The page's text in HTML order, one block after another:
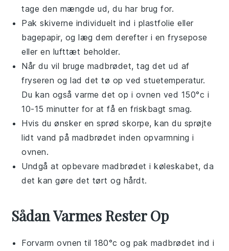
tage den mængde ud, du har brug for.
Pak skiverne individuelt ind i plastfolie eller
bagepapir, og læg dem derefter i en frysepose
eller en lufttæt beholder.
Når du vil bruge madbrødet, tag det ud af
fryseren og lad det tø op ved stuetemperatur.
Du kan også varme det op i ovnen ved 150°c i
10-15 minutter for at få en friskbagt smag.
Hvis du ønsker en sprød skorpe, kan du sprøjte
lidt vand på madbrødet inden opvarmning i
ovnen.
Undgå at opbevaremadbrødet i køleskabet, da
det kan gøre det tørt og hårdt.
Sådan Varmes Rester Op
Forvarm ovnen til 180°c og pak madbrødet ind i